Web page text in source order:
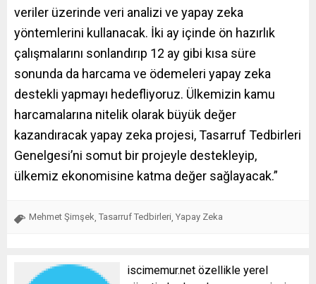
veriler üzerinde veri analizi ve yapay zeka
yöntemlerini kullanacak. İki ay içinde ön hazırlık
çalışmalarını sonlandırıp 12 ay gibi kısa süre
sonunda da harcama ve ödemeleri yapay zeka
destekli yapmayı hedefliyoruz. Ülkemizin kamu
harcamalarına nitelik olarak büyük değer
kazandıracak yapay zeka projesi, Tasarruf Tedbirleri
Genelgesi’ni somut bir projeyle destekleyip,
ülkemiz ekonomisine katma değer sağlayacak.”
Mehmet Şimşek Tasarruf Tedbirleri Yapay Zeka
iscimemur.net özellikle yerel